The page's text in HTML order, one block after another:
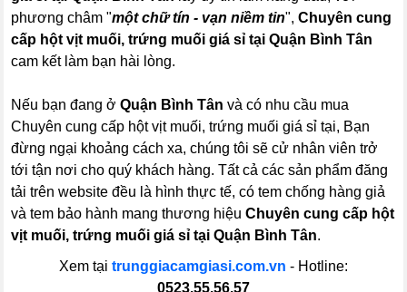
phương châm "một chữ tín - vạn niềm tin",Chuyên cung
cấp hột vịt muối, trứng muối giá sỉ tại Quận Bình Tân
cam kết làm bạn hài lòng.
Nếu bạn đang ởQuận Bình Tân và có nhu cầu mua
Chuyên cung cấp hột vịt muối, trứng muối giá sỉ tại, Bạn
đừng ngại khoảng cách xa, chúng tôi sẽ cử nhân viên trở
tới tận nơi cho quý khách hàng. Tất cả các sản phẩm đăng
tải trên website đều là hình thực tế, có tem chống hàng giả
và tem bảo hành mang thương hiệuChuyên cung cấp hột
vịt muối, trứng muối giá sỉ tại Quận Bình Tân.
Xem tại trunggiacamgiasi.com.vn - Hotline:
0523.55.56.57